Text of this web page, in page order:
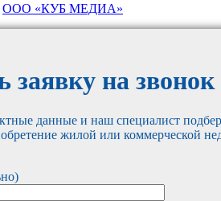
ООО «КУБ МЕДИА»
на звонок
данные и наш специалист
жилой или коммерческой